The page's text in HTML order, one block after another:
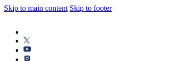
Skip to main content Skip to footer